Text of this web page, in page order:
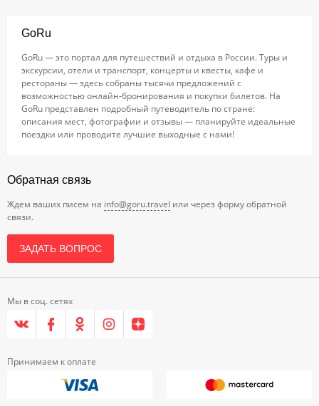
GoRu
GoRu — это портал для путешествий и отдыха в России. Туры и
экскурсии, отели и транспорт, концерты и квесты, кафе и
рестораны — здесь собраны тысячи предложений с
возможностью онлайн-бронирования и покупки билетов. На
GoRu представлен подробный путеводитель по стране:
описания мест, фотографии и отзывы — планируйте идеальные
поездки или проводите лучшие выходные с нами!
Обратная связь
Ждем ваших писем на info@goru.travel или через форму обратной
связи.
ЗАДАТЬ ВОПРОС
Мы в соц. сетях
Принимаем к оплате